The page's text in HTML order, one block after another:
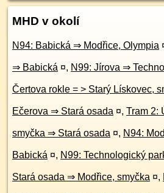
MHD v okolí
N94: Babická ⇒ Modřice, Olympia
⇒ Babická ¤, N99: Jírova ⇒
Čertova rokle = > Starý
Ečerova ⇒ Stará osada ¤, Tram 2:
smyčka ⇒ Stará osada ¤, N94:
Babická ¤, N99: Technologický
Stará osada ⇒ Modřice, smyčka ¤,